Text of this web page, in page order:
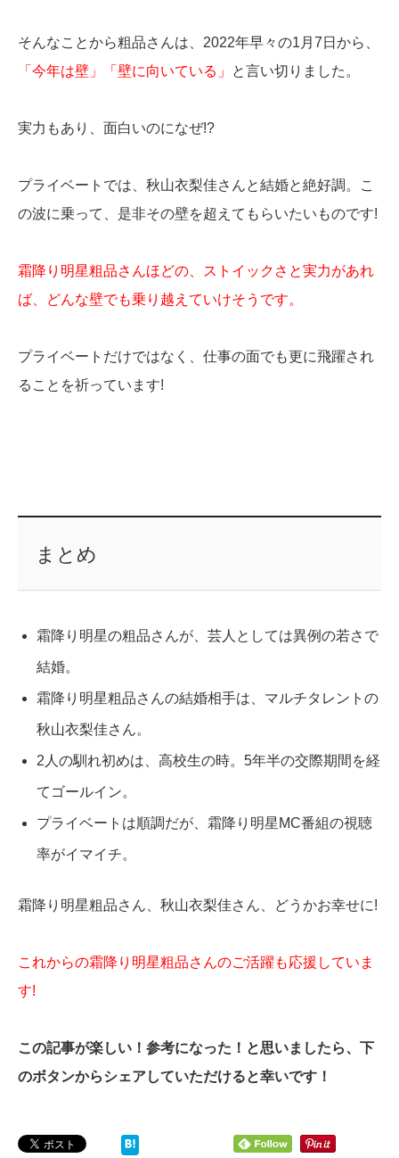
そんなことから粗品さんは、2022年早々の1月7日から、
「今年は壁」「壁に向いている」
と言い切りました。
実力もあり、面白いのになぜ!?
プライベートでは、秋山衣梨佳さんと結婚と絶好調。こ
の波に乗って、是非その壁を超えてもらいたいものです!
霜降り明星粗品さんほどの、ストイックさと実力があれ
ば、どんな壁でも乗り越えていけそうです。
プライベートだけではなく、仕事の面でも更に飛躍され
ることを祈っています!
まとめ
霜降り明星の粗品さんが、芸人としては異例の若さで
結婚。
霜降り明星粗品さんの結婚相手は、マルチタレントの
秋山衣梨佳さん。
2人の馴れ初めは、高校生の時。5年半の交際期間を経
てゴールイン。
プライベートは順調だが、霜降り明星MC番組の視聴
率がイマイチ。
霜降り明星粗品さん、秋山衣梨佳さん、どうかお幸せに!
これからの霜降り明星粗品さんのご活躍も応援していま
す!
この記事が楽しい！参考になった！と思いましたら、下
のボタンからシェアしていただけると幸いです！